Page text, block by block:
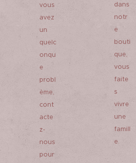
vous
avez
un
quelc
onqu
e
probl
ème,
cont
acte
z-
nous
pour
dans
notr
e
bouti
que,
vous
faite
s
vivre
une
famill
e.